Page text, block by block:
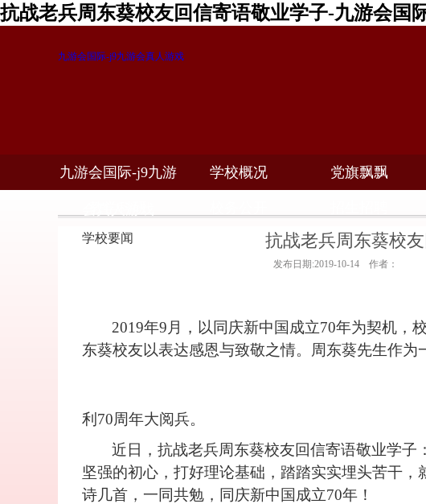
抗战老兵周东葵校友回信寄语敬业学子-九游会国
九游会国际-j9九游会真人游戏
九游会国际-j9九游 学校概况 党旗飘飘
学校要闻 抗战老兵周东葵校
发布日期:2019-10-14 作者：
2019年9月，以同庆新中国成立70年为契机，
东葵校友以表达感恩与致敬之情。周东葵先生作为
利70周年大阅兵。
近日，抗战老兵周东葵校友回信寄语敬业学
坚强的初心，打好理论基础，踏踏实实埋头苦干
诗几首，一同共勉，同庆新中国成立70年！